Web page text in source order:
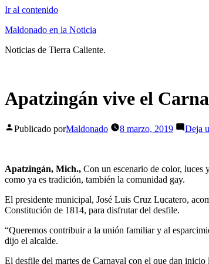
Ir al contenido
Maldonado en la Noticia
Noticias de Tierra Caliente.
Apatzingán vive el
Publicado porMaldonado 8 marzo, 2019 Deja
Apatzingán, Mich., Con un escenario de color, luces
como ya es tradición, también la comunidad gay.
El presidente municipal, José Luis Cruz Lucatero,
Constitución de 1814, para disfrutar del desfile.
“Queremos contribuir a la unión familiar y al
dijo el alcalde.
El desfile del martes de Carnaval con el que dan